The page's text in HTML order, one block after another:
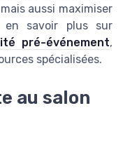
aussi maximiser
en savoir plus sur
pré-événement,
spécialisées.
au salon